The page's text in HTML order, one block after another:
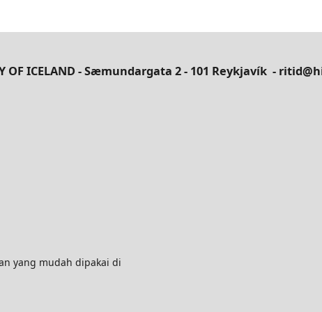
OF ICELAND - Sæmundargata 2 - 101 Reykjavík -
yang mudah dipakai di